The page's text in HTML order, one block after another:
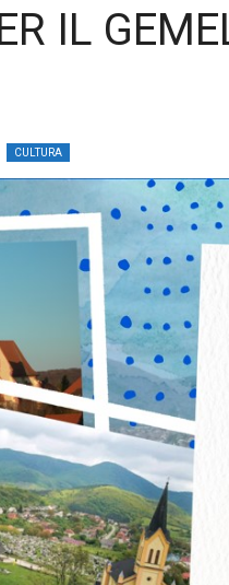
IL
CULTURA